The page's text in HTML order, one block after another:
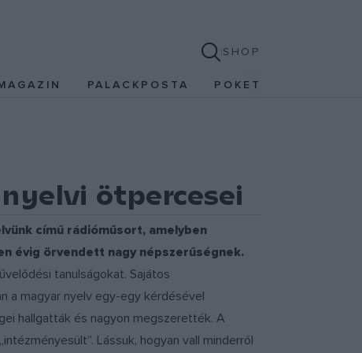
SHOP
PALACKPOSTA POKET
ötpercesei
című rádióműsort, amelyben
évig örvendett nagy népszerűségnek.
tanulságokat. Sajátos
a magyar nyelv egy-egy kérdésével
hallgatták és nagyon megszerették. A
Lássuk, hogyan vall minderről